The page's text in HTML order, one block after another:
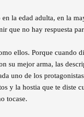
la edad adulta, en la
que no hay respuesta
ellos. Porque cuando
su mejor arma, las
uno de los
y la hostia que te diste
tocase.